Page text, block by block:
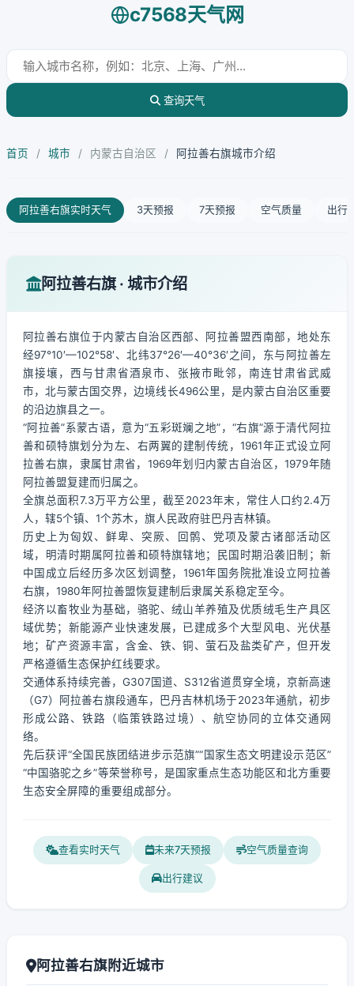
c7568天气网
查询天气
首页 / 城市 / 内蒙古自治区 / 阿拉善右旗城市介绍
阿拉善右旗实时天气 3天预报 7天预报 空气质量 出行
阿拉善右旗 · 城市介绍
阿拉善右旗位于内蒙古自治区西部、阿拉善盟西南部，地处东
经97°10′—102°58′、北纬37°26′—40°36′之间，东与阿拉善左
旗接壤，西与甘肃省酒泉市、张掖市毗邻，南连甘肃省武威
市，北与蒙古国交界，边境线长496公里，是内蒙古自治区重要
的沿边旗县之一。
“阿拉善”系蒙古语，意为“五彩斑斓之地”，“右旗”源于清代阿拉
善和硕特旗划分为左、右两翼的建制传统，1961年正式设立阿
拉善右旗，隶属甘肃省，1969年划归内蒙古自治区，1979年随
阿拉善盟复建而归属之。
全旗总面积7.3万平方公里，截至2023年末，常住人口约2.4万
人，辖5个镇、1个苏木，旗人民政府驻巴丹吉林镇。
历史上为匈奴、鲜卑、突厥、回鹘、党项及蒙古诸部活动区
域，明清时期属阿拉善和硕特旗辖地；民国时期沿袭旧制；新
中国成立后经历多次区划调整，1961年国务院批准设立阿拉善
右旗，1980年阿拉善盟恢复建制后隶属关系稳定至今。
经济以畜牧业为基础，骆驼、绒山羊养殖及优质绒毛生产具区
域优势；新能源产业快速发展，已建成多个大型风电、光伏基
地；矿产资源丰富，含金、铁、铜、萤石及盐类矿产，但开发
严格遵循生态保护红线要求。
交通体系持续完善，G307国道、S312省道贯穿全境，京新高速
（G7）阿拉善右旗段通车，巴丹吉林机场于2023年通航，初步
形成公路、铁路（临策铁路过境）、航空协同的立体交通网
络。
先后获评“全国民族团结进步示范旗”“国家生态文明建设示范区”
“中国骆驼之乡”等荣誉称号，是国家重点生态功能区和北方重要
生态安全屏障的重要组成部分。
查看实时天气 未来7天预报 空气质量查询
出行建议
阿拉善右旗附近城市